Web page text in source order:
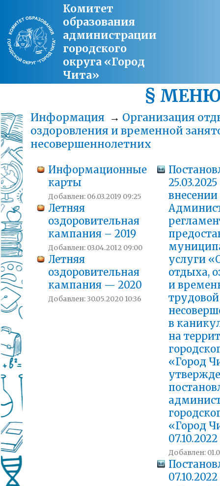
Комитет
образования
администрации
городского
округа «Город
Чита»
§
Информация → Организация
оздоровления и временной
несовершеннолетних
Информационные
карты
Добавлен: 06.03.2019 09:25
Летняя
оздоровительная
кампания – 2019
Добавлен: 03.04.2012 09:00
Летняя
оздоровительная
кампания — 2020
Добавлен: 30.05.2020 10:36
услуги
отдыха,
и
в
на
«Город
«Город
Добавлен: